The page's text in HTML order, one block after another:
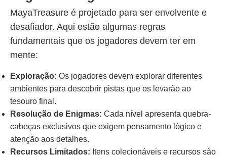
MayaTreasure é projetado para ser envolvente e
desafiador. Aqui estão algumas regras
fundamentais que os jogadores devem ter em
mente:
Exploração: Os jogadores devem explorar diferentes
ambientes para descobrir pistas que os levarão ao
tesouro final.
Resolução de Enigmas: Cada nível apresenta quebra-
cabeças exclusivos que exigem pensamento lógico e
atenção aos detalhes.
Recursos Limitados: Itens colecionáveis e recursos são